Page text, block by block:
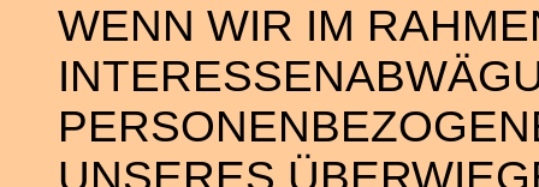
WENN WIR IM
UNSERES